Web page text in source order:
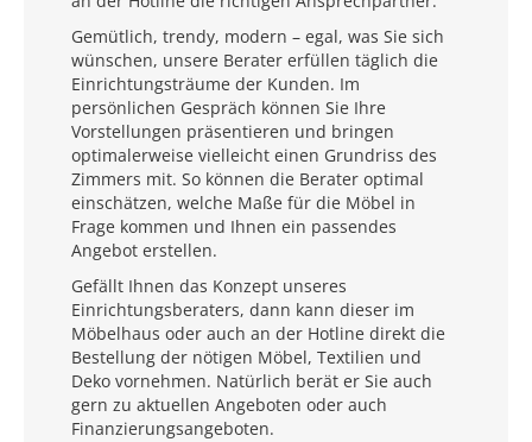
Gemütlich, trendy, modern – egal, was Sie sich
wünschen, unsere Berater erfüllen täglich die
Einrichtungsträume der Kunden. Im
persönlichen Gespräch können Sie Ihre
Vorstellungen präsentieren und bringen
optimalerweise vielleicht einen Grundriss des
Zimmers mit. So können die Berater optimal
einschätzen, welche Maße für die Möbel in
Frage kommen und Ihnen ein passendes
Angebot erstellen.
Gefällt Ihnen das Konzept unseres
Einrichtungsberaters, dann kann dieser im
Möbelhaus oder auch an der Hotline direkt die
Bestellung der nötigen Möbel, Textilien und
Deko vornehmen. Natürlich berät er Sie auch
gern zu aktuellen Angeboten oder auch
Finanzierungsangeboten.